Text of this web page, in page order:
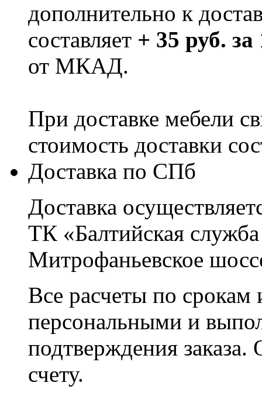
дополнительно к
составляет + 35 руб.
от МКАД.
При доставке мебели
стоимость доставки
Доставка по СПб
Доставка
ТК «Балтийская
Митрофаньевское
Все расчеты по срокам
персональными и
подтверждения заказа.
счету.